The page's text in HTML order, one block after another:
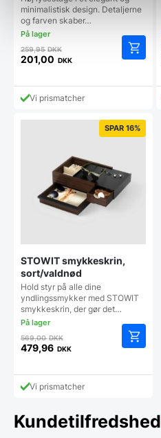
minimalistisk design. Detaljerne
og farven skaber…
259,95DKKDen
oprindelige
var:
259,95 DKK.
201,00 DKK
aktuelle
pris
201,00 DKK.
Vi prismatcher
SPAR 16%
STOWIT smykkeskrin,
sort/valdnød
Hold styr på alle dine
yndlingssmykker med STOWIT
smykkeskrin, der gør det…
569,00DKKDen
oprindelige
var:
569,00 DKK.
479,96 DKK
aktuelle
prisVi prismatcher
Kundetilfredshed